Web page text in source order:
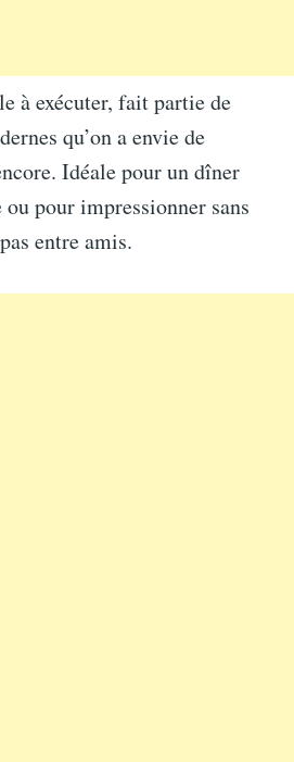
à exécuter, fait partie de
qu’on a envie de
Idéale pour un dîner
pour impressionner sans
entre amis.